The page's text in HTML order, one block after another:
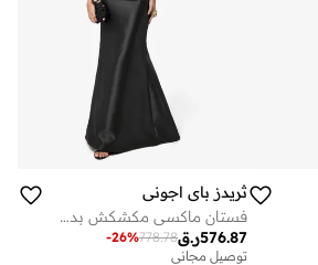
ثريدز باي اجوني
فستان ماكسي مكشكش بدون أكتاف
ر.ق576.87
778.78
-26%
توصيل مجاني